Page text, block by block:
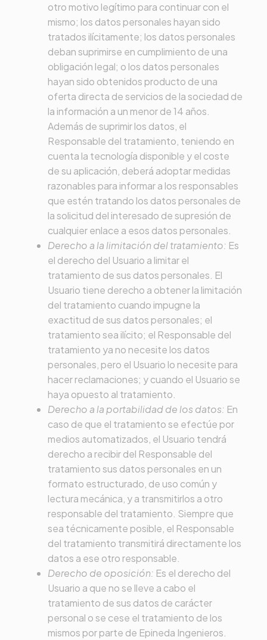
otro motivo legítimo para continuar con el
mismo; los datos personales hayan sido
tratados ilícitamente; los datos personales
deban suprimirse en cumplimiento de una
obligación legal; o los datos personales
hayan sido obtenidos producto de una
oferta directa de servicios de la sociedad de
la información a un menor de 14 años.
Además de suprimir los datos, el
Responsable del tratamiento, teniendo en
cuenta la tecnología disponible y el coste
de su aplicación, deberá adoptar medidas
razonables para informar a los responsables
que estén tratando los datos personales de
la solicitud del interesado de supresión de
cualquier enlace a esos datos personales.
Derecho a la limitación del tratamiento: Es
el derecho del Usuario a limitar el
tratamiento de sus datos personales. El
Usuario tiene derecho a obtener la limitación
del tratamiento cuando impugne la
exactitud de sus datos personales; el
tratamiento sea ilícito; el Responsable del
tratamiento ya no necesite los datos
personales, pero el Usuario lo necesite para
hacer reclamaciones; y cuando el Usuario se
haya opuesto al tratamiento.
Derecho a la portabilidad de los datos: En
caso de que el tratamiento se efectúe por
medios automatizados, el Usuario tendrá
derecho a recibir del Responsable del
tratamiento sus datos personales en un
formato estructurado, de uso común y
lectura mecánica, y a transmitirlos a otro
responsable del tratamiento. Siempre que
sea técnicamente posible, el Responsable
del tratamiento transmitirá directamente los
datos a ese otro responsable.
Derecho de oposición: Es el derecho del
Usuario a que no se lleve a cabo el
tratamiento de sus datos de carácter
personal o se cese el tratamiento de los
mismos por parte de Epineda Ingenieros